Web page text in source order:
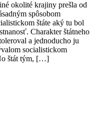
okolité krajiny prešla od
spôsobom
štáte aký tu bol
Charakter štátneho
a jednoducho ju
socialistickom
štát tým, […]